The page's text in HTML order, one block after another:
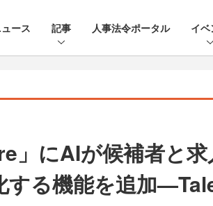
ース 記事 人事法令ポータル イベ
」にAIが候補者と
する機能を追加